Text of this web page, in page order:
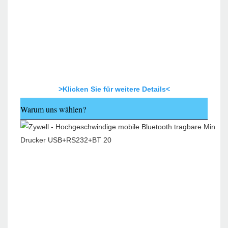
>Klicken Sie für weitere Details<
Warum uns wählen?